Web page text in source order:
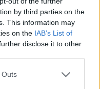
by third parties on the
This information may
on the IAB’s List of
disclose it to other
Outs
miatt ismét láthatóvá
18. századi Szigetsánc